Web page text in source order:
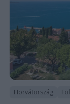
Horvátország